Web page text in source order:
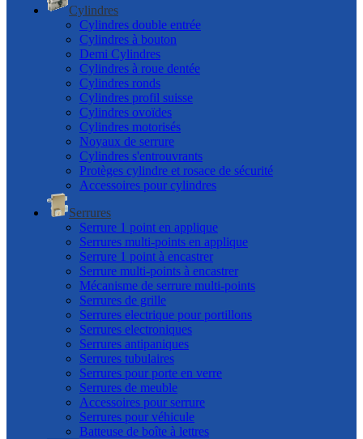
Cylindres
Cylindres double entrée
Cylindres à bouton
Demi Cylindres
Cylindres à roue dentée
Cylindres ronds
Cylindres profil suisse
Cylindres ovoïdes
Cylindres motorisés
Noyaux de serrure
Cylindres s'entrouvrants
Protèges cylindre et rosace de sécurité
Accessoires pour cylindres
Serrures
Serrure 1 point en applique
Serrures multi-points en applique
Serrure 1 point à encastrer
Serrure multi-points à encastrer
Mécanisme de serrure multi-points
Serrures de grille
Serrures electrique pour portillons
Serrures electroniques
Serrures antipaniques
Serrures tubulaires
Serrures pour porte en verre
Serrures de meuble
Accessoires pour serrure
Serrures pour véhicule
Batteuse de boîte à lettres